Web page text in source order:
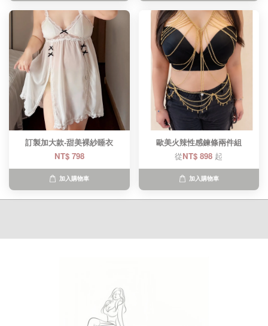
訂製加大款-甜美裸紗睡衣
NT$ 798
加入購物車
歐美火辣性感鍊條兩件組
從NT$ 898 起
加入購物車